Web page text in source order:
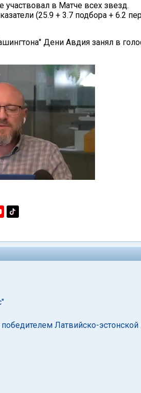
в Матче всех звезд.
(25.9 + 3.7 подбора + 6.2
Дени Авдия занял в
Латвийско-эстонской